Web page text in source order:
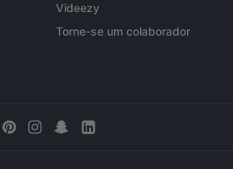
Videezy
Torne-se um colaborador